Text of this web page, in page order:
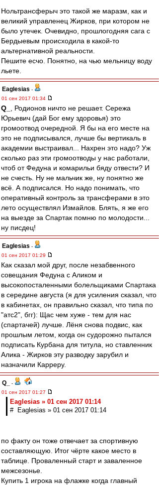
Нольтрансферыч это такой же маразм, как и
великий управленец Жирков, при котором не
было утечек. Очевидно, прошлогодняя сага с
Бердыевым происходила в какой-то
альтернативной реальности.
Пешите есчо. Понятно, на чью мельницу воду
льете.
Eaglesias -
01 сен 2017 01:34
Q_
, Родионов ничто не решает. Сережа
Юрьевич (дай Бог ему здоровья) это
громоотвод очередной. Я бы на его месте на
это не подписывался, лучше бы вертикаль в
академии выстраивал... Нахрен это надо? Уж
сколько раз эти громоотводы у нас работали,
чтоб от Федуна и комарильи бяду отвести? И
не счесть. Ну не мальчик же, ну понятно же
всё. А подписался. Но надо понимать, что
оперативный контроль за трансферами в это
лето осуществлял Измайлов. Блять, я же его
на выезде за Спартак помню по молодости...
ну писдец!
Eaglesias -
01 сен 2017 01:29
Как сказал мой друг, после незабвенного
совещания Федуна с Аликом и
высокопосталенными болельщиками Спартака
в середине августа (я для усиления сказал, что
в кабинетах, он правильно сказал, что типа по
"атс2", бгг): Щас чем хуже - тем для нас
(спартачей) лучше. Лёня снова подвис, как
прошлым летом, когда он судорожно пытался
подписать Курбана для титула, но ставленник
Алика - Жирков эту разводку зарубил и
назначили Карреру.
Q_
-
01 сен 2017 01:27
Eaglesias » 01 сен 2017 01:14
# Eaglesias » 01 сен 2017 01:14
по факту он тоже отвечает за спортивную
составляющую. Итог чёрте какое место в
таблице. Проваленный старт и заваленное
межсезонье.
Купить 1 игрока на флажке когда главный